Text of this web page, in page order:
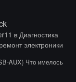
в Диагностика
электроники
AUX) Что имелось